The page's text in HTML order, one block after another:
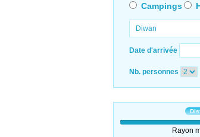
Campings
Date d'arrivée
Nb. personnes
Rayon